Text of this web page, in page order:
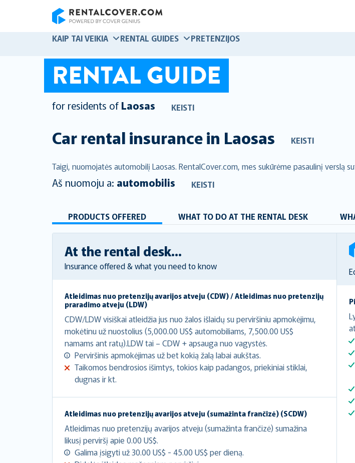
KAIP TAI VEIKIA
RENTAL GUIDES PRETENZIJOS
RENTAL GUIDE
for residents of Laosas KEISTI
Car rental insurance in Laosas KEISTI
Taigi, nuomojatės automobilį Laosas. RentalCover.com, mes sukūrėme pasaulinį verslą
Aš nuomoju a: automobilis KEISTI
PRODUCTS OFFERED WHAT TO DO AT THE RENTAL DESK
At the rental desk...
Insurance offered & what you need to know
Atleidimas nuo pretenzijų avarijos atveju (CDW) / Atleidimas nuo pretenzijų
praradimo atveju (LDW)
CDW/LDW visiškai atleidžia jus nuo žalos išlaidų su perviršiniu apmokėjimu,
mokėtinu už nuostolius (5,000.00 US$ automobiliams, 7,500.00 US$
namams ant ratų).LDW tai – CDW + apsauga nuo vagystės.
Perviršinis apmokėjimas už bet kokią žalą labai aukštas.
Taikomos bendrosios išimtys, tokios kaip padangos, priekiniai stiklai,
dugnas ir kt.
Atleidimas nuo pretenzijų avarijos atveju (sumažinta frančizė) (SCDW)
Atleidimas nuo pretenzijų avarijos atveju (sumažinta frančizė) sumažina
likusį perviršį apie 0.00 US$.
Galima įsigyti už 30.00 US$ - 45.00 US$ per dieną.